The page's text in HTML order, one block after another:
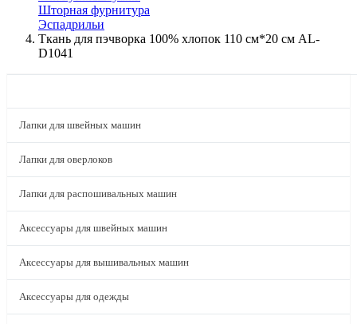
Шторная фурнитура
Эспадрильи
Ткань для пэчворка 100% хлопок 110 см*20 см AL-
D1041
Лапки для швейных машин
Лапки для оверлоков
Лапки для распошивальных машин
Аксессуары для швейных машин
Аксессуары для вышивальных машин
Аксессуары для одежды